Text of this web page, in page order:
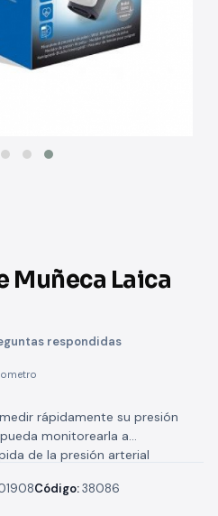
Muñeca Laica
respondidas
rápidamente su presión
monitorearla a
de la presión arterial
Código:38086